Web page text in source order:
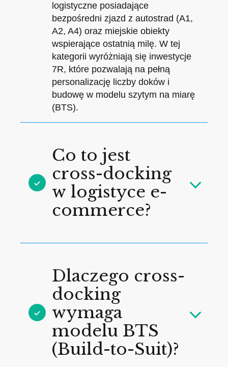
logistyczne posiadające
bezpośredni zjazd z autostrad (A1,
A2, A4) oraz miejskie obiekty
wspierające ostatnią milę. W tej
kategorii wyróżniają się inwestycje
7R, które pozwalają na pełną
personalizację liczby doków i
budowę w modelu szytym na miarę
(BTS).
Co to jest
cross-docking
w logistyce e-
commerce?
Dlaczego cross-
docking
wymaga
modelu BTS
(Build-to-Suit)?